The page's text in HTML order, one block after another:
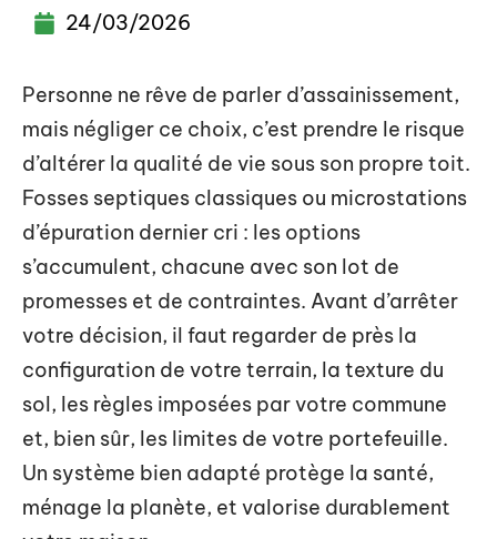
24/03/2026
Personne ne rêve de parler d’assainissement,
mais négliger ce choix, c’est prendre le risque
d’altérer la qualité de vie sous son propre toit.
Fosses septiques classiques ou microstations
d’épuration dernier cri : les options
s’accumulent, chacune avec son lot de
promesses et de contraintes. Avant d’arrêter
votre décision, il faut regarder de près la
configuration de votre terrain, la texture du
sol, les règles imposées par votre commune
et, bien sûr, les limites de votre portefeuille.
Un système bien adapté protège la santé,
ménage la planète, et valorise durablement